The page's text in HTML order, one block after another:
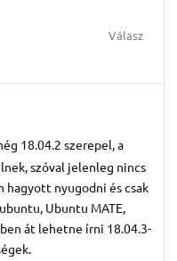
Válasz
18.04.2 szerepel, a
szóval jelenleg nincs
hagyott nyugodni és csak
Ubuntu MATE,
át lehetne írni 18.04.3-